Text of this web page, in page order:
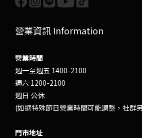
營業資訊 Information
營業時間
週一至週五 1400-2100
週六 1200-2100
週日 公休
(如遇特殊節日營業時間可能調整，社群
門市地址